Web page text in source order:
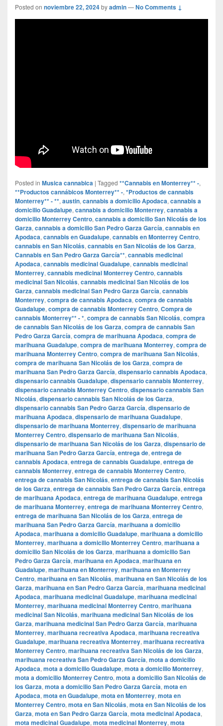
Posted on noviembre 22, 2024byadmin—No Comments ↓
Posted in Musica cannabica | Tagged **Cannabis en Monterrey** -,
**Productos cannábicos Monterrey** -, *Productos de cannabis
Monterrey** - **, austin, cannabis a domicilio Apodaca, cannabis a
domicilio Guadalupe, cannabis a domicilio Monterrey, cannabis a
domicilio Monterrey Centro, cannabis a domicilio San Nicolás de los
Garza, cannabis a domicilio San Pedro Garza García, cannabis en
Apodaca, cannabis en Guadalupe, cannabis en Monterrey Centro,
cannabis en San Nicolás, cannabis en San Nicolás de los Garza,
Cannabis en San Pedro Garza García**, cannabis medicinal
Apodaca, cannabis medicinal Guadalupe, cannabis medicinal
Monterrey, cannabis medicinal Monterrey Centro, cannabis
medicinal San Nicolás, cannabis medicinal San Nicolás de los
Garza, cannabis medicinal San Pedro Garza García, cannabis
Monterrey, compra de cannabis Apodaca, compra de cannabis
Guadalupe, compra de cannabis Monterrey Centro, Compra de
cannabis Monterrey** - *, compra de cannabis San Nicolás, compra
de cannabis San Nicolás de los Garza, compra de cannabis San
Pedro Garza García, compra de marihuana Apodaca, compra de
marihuana Guadalupe, compra de marihuana Monterrey, compra de
marihuana Monterrey Centro, compra de marihuana San Nicolás,
compra de marihuana San Nicolás de los Garza, compra de
marihuana San Pedro Garza García, dispensario cannabis Apodaca,
dispensario cannabis Guadalupe, dispensario cannabis Monterrey,
dispensario cannabis Monterrey Centro, dispensario cannabis San
Nicolás, dispensario cannabis San Nicolás de los Garza,
dispensario cannabis San Pedro Garza García, dispensario de
marihuana Apodaca, dispensario de marihuana Guadalupe,
dispensario de marihuana Monterrey, dispensario de marihuana
Monterrey Centro, dispensario de marihuana San Nicolás,
dispensario de marihuana San Nicolás de los Garza, dispensario de
marihuana San Pedro Garza García, entrega de, entrega de
cannabis Apodaca, entrega de cannabis Guadalupe, entrega de
cannabis Monterrey, entrega de cannabis Monterrey Centro,
entrega de cannabis San Nicolás, entrega de cannabis San Nicolás
de los Garza, entrega de cannabis San Pedro Garza García, entrega
de marihuana Apodaca, entrega de marihuana Guadalupe, entrega
de marihuana Monterrey, entrega de marihuana Monterrey Centro,
entrega de marihuana San Nicolás de los Garza, entrega de
marihuana San Pedro Garza García, marihuana a domicilio
Apodaca, marihuana a domicilio Guadalupe, marihuana a domicilio
Monterrey, marihuana a domicilio Monterrey Centro, marihuana a
domicilio San Nicolás de los Garza, marihuana a domicilio San
Pedro Garza García, marihuana en Apodaca, marihuana en
Guadalupe, marihuana en Monterrey, marihuana en Monterrey
Centro, marihuana en San Nicolás, marihuana en San Nicolás de los
Garza, marihuana en San Pedro Garza García, marihuana medicinal
Apodaca, marihuana medicinal Guadalupe, marihuana medicinal
Monterrey, marihuana medicinal Monterrey Centro, marihuana
medicinal San Nicolás, marihuana medicinal San Nicolás de los
Garza, marihuana medicinal San Pedro Garza García, marihuana
Monterrey, marihuana recreativa Apodaca, marihuana recreativa
Guadalupe, marihuana recreativa Monterrey, marihuana recreativa
Monterrey Centro, marihuana recreativa San Nicolás de los Garza,
marihuana recreativa San Pedro Garza García, mota a domicilio
Apodaca, mota a domicilio Guadalupe, mota a domicilio Monterrey,
mota a domicilio Monterrey Centro, mota a domicilio San Nicolás de
los Garza, mota a domicilio San Pedro Garza García, mota en
Apodaca, mota en Guadalupe, mota en Monterrey, mota en
Monterrey Centro, mota en San Nicolás, mota en San Nicolás de los
Garza, mota en San Pedro Garza García, mota medicinal Apodaca,
mota medicinal Guadalupe, mota medicinal Monterrey, mota